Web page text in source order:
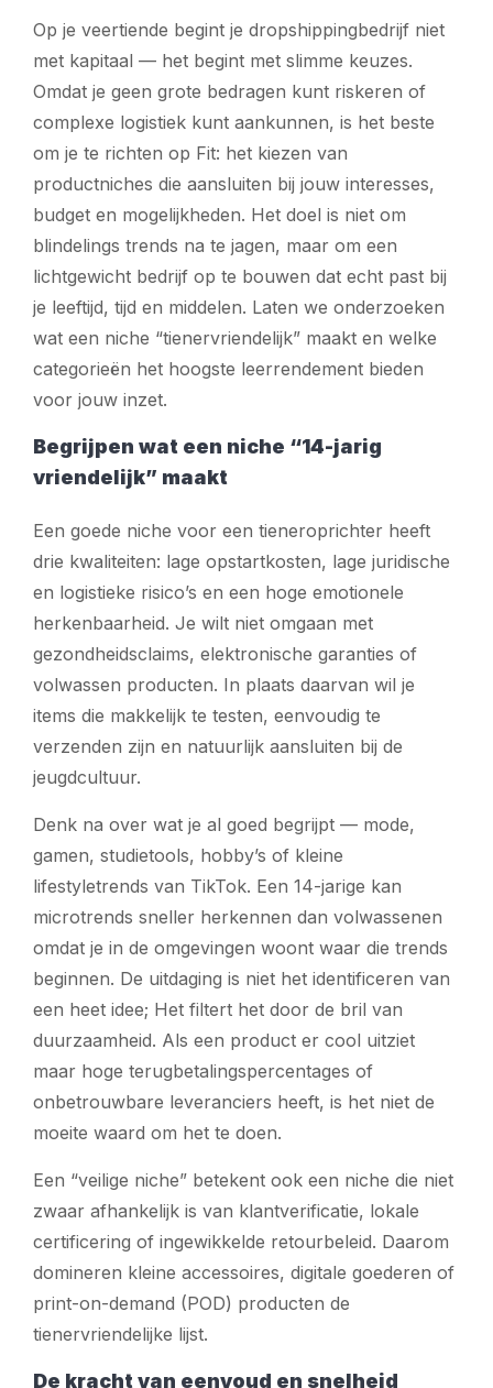
Op je veertiende begint je dropshippingbedrijf niet
met kapitaal — het begint met slimme keuzes.
Omdat je geen grote bedragen kunt riskeren of
complexe logistiek kunt aankunnen, is het beste
om je te richten op Fit: het kiezen van
productniches die aansluiten bij jouw interesses,
budget en mogelijkheden. Het doel is niet om
blindelings trends na te jagen, maar om een
lichtgewicht bedrijf op te bouwen dat echt past bij
je leeftijd, tijd en middelen. Laten we onderzoeken
wat een niche “tienervriendelijk” maakt en welke
categorieën het hoogste leerrendement bieden
voor jouw inzet.
Begrijpen wat een niche “14-jarig
vriendelijk” maakt
Een goede niche voor een tieneroprichter heeft
drie kwaliteiten: lage opstartkosten, lage juridische
en logistieke risico’s en een hoge emotionele
herkenbaarheid. Je wilt niet omgaan met
gezondheidsclaims, elektronische garanties of
volwassen producten. In plaats daarvan wil je
items die makkelijk te testen, eenvoudig te
verzenden zijn en natuurlijk aansluiten bij de
jeugdcultuur.
Denk na over wat je al goed begrijpt — mode,
gamen, studietools, hobby’s of kleine
lifestyletrends van TikTok. Een 14-jarige kan
microtrends sneller herkennen dan volwassenen
omdat je in de omgevingen woont waar die trends
beginnen. De uitdaging is niet het identificeren van
een heet idee; Het filtert het door de bril van
duurzaamheid. Als een product er cool uitziet
maar hoge terugbetalingspercentages of
onbetrouwbare leveranciers heeft, is het niet de
moeite waard om het te doen.
Een “veilige niche” betekent ook een niche die niet
zwaar afhankelijk is van klantverificatie, lokale
certificering of ingewikkelde retourbeleid. Daarom
domineren kleine accessoires, digitale goederen of
print-on-demand (POD) producten de
tienervriendelijke lijst.
De kracht van eenvoud en snelheid